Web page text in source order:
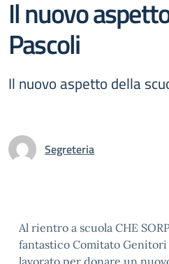
Il nuovo
Pascoli
Il nuovo aspetto della
Segreteria
Al rientro a scuola CHE
fantastico Comitato
lavorato per donare un